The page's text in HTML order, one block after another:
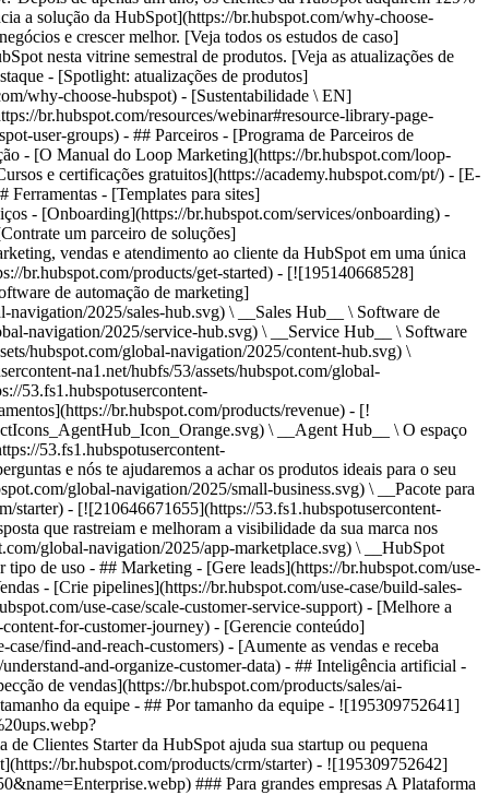
a solução da HubSpot](https://br.hubspot.com/why-choose-
e crescer melhor. [Veja todos os estudos de caso]
nesta vitrine semestral de produtos. [Veja as atualizações de
- [Spotlight: atualizações de produtos]
why-choose-hubspot) - [Sustentabilidade \ EN]
br.hubspot.com/resources/webinar#resource-library-page-
user-groups) - ## Parceiros - [Programa de Parceiros de
- [O Manual do Loop Marketing](https://br.hubspot.com/loop-
e certificações gratuitos](https://academy.hubspot.com/pt/) - [E-
- [Templates para sites]
- [Onboarding](https://br.hubspot.com/services/onboarding) -
um parceiro de soluções]
products/crm/starter) - ![195309752642](https://53.fs1.hubspotusercontent-na1.net/hub/53/hubfs/assets/hubspot.com/global-navigation/2025/Enterprise.webp?width=1035&height=450&name=Enterprise.webp) ### Para grandes empresas A Plataforma de Clientes Enterprise integrada da HubSpot é poderosa e fácil de usar. [Saiba mais sobre a Plataforma de Clientes Enterprise da HubSpot](https://br.hubspot.com/products/crm/enterprise) - Por que a HubSpot? - ## Por que a HubSpot? - ![195309752643](https://53.fs1.hubspotusercontent-na1.net/hub/53/hubfs/assets/hubspot.com/global-navigation/2025/Why%20Choose%20HubSpot.webp?width=1035&height=450&name=Why%20Choose%20HubSpot.webp) ### Por que escolher a HubSpot? Depois de apenas um ano, os clientes da HubSpot adquirem 129% mais leads, fecham 36% mais negócios e observam uma melhoria de 37% nas taxas de fechamento de tickets. [Saiba mais sobre o que diferencia a solução da HubSpot](https://br.hubspot.com/why-choose-hubspot) - ![195303448595](https://53.fs1.hubspotusercontent-na1.net/hub/53/hubfs/assets/hubspot.com/global-navigation/2025/Case%20Studies.webp?width=1035&height=450&name=Case%20Studies.webp) ### Estudos de caso Conheça empresas como a sua em todo o mundo que usam a HubSpot para unir suas equipes, capacitar seus negócios e crescer melhor. [Veja todos os estudos de caso](https://br.hubspot.com/case-studies) - ![191228329371](https://53.fs1.hubspotusercontent-na1.net/hub/53/hubfs/spotlight_resized_518x225.png?width=518&height=225&name=spotlight_resized_518x225.png) ### Spotlight: atualizações de produtos Saiba mais sobre os lançamentos e anúncios de produtos da HubSpot nesta vitrine semestral de produtos. [Veja as atualizações de nossos produtos](https://br.hubspot.com/spotlight) - [Preços](https://br.hubspot.com/pricing/suite/starter) - Recursos Recursos - ## Link em destaque - [Spotlight: atualizações de produtos](https://br.hubspot.com/spotlight) - [Novidades na HubSpot](https://br.hubspot.com/new) - [Por que escolher a HubSpot?](https://br.hubspot.com/why-choose-hubspot) - [Sustentabilidade \ EN](https://www.hubspot.com/sustainability) - ## Comunidade e eventos - [Evento UNBOUND](https://unbound.hubspot.com/) - [Webinares](https://br.hubspot.com/resources/webinar#resource-library-page-headers) - [Comunidade HubSpot](https://community.hubspot.com/) - [Grupos de Usuários da HubSpot \ EN](https://www.hubspot.com/hubspot-user-groups) - ## Parceiros - [Programa de Parceiros de Soluções](https://br.hubspot.com/partners/solutions) - [Programa de Parceiros Afiliados](https://br.hubspot.com/partners/affiliates) - ## Educação - [O Manual do Loop Marketing](https://br.hubspot.com/loop-marketing) - [O que é inbound marketing?](https://br.hubspot.com/inbound-marketing) - [Blogs da HubSpot](https://br.hubspot.com/blog) - [Cursos e certificações gratuitos](https://academy.hubspot.com/pt/) - [E-books, guias e muito mais](https://br.hubspot.com/resources) - [Central de Conhecimento da HubSpot](https://knowledge.hubspot.com/pt) - ## Ferramentas - [Templates para sites](https://ecosystem.hubspot.com/pt/marketplace/templates) - [Ferramentas para desenvolvedores](https://br.developers.hubspot.com/) - ## Serviços - [Onboarding](https://br.hubspot.com/services/onboarding) - [Migração](https://br.hubspot.com/services/professional/migrations) - [Suporte Premium](https://br.hubspot.com/services/premium-support) - [Contrate um parceiro de soluções](https://ecosystem.hubspot.com/pt/marketplace/solutions) - Sobre Sobre - [Sobre nós](https://br.hubspot.com/our-story) - [Trabalhe conosco](https://www.hubspot.com/careers) - [Entre em contato conosco](https://br.hubspot.com/company/contact) - [Relações com investidores](https://ir.hubspot.com/) - [Equipe de gestão](https://br.hubspot.com/company/management) [Comece a usar grátis com as ferramentas da HubSpot](https://app.hubspot.com/signup-hubspot/crm) [Peça uma demonstração](https://br.